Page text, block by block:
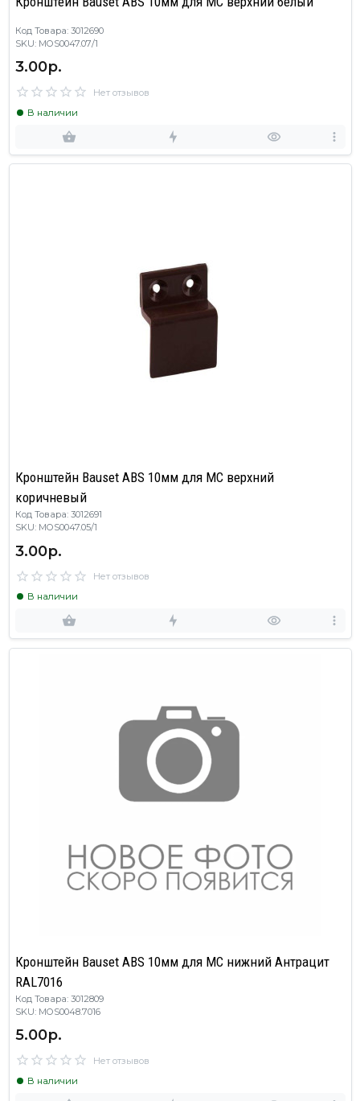
Код Товара: 3012690
SKU: MOS0047.07/1
3.00р.
Нет отзывов
В наличии
Кронштейн Bauset ABS 10мм для МС верхний
коричневый
Код Товара: 3012691
SKU: MOS0047.05/1
3.00р.
Нет отзывов
В наличии
Кронштейн Bauset ABS 10мм для МС нижний Антрацит
RAL7016
Код Товара: 3012809
SKU: MOS0048.7016
5.00р.
Нет отзывов
В наличии